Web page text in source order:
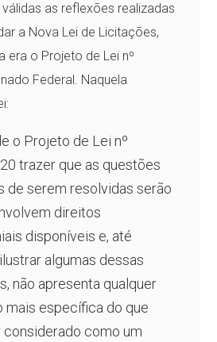
as reflexões realizadas
a Nova Lei de Licitações,
era o Projeto de Lei nº
Federal. Naquela
o Projeto de Lei nº
trazer que as questões
de serem resolvidas serão
direitos
disponíveis e, até
algumas dessas
não apresenta qualquer
mais específica do que
considerado como um